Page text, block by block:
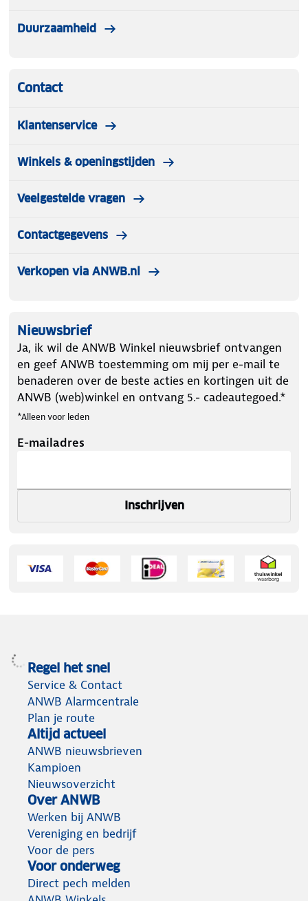
Duurzaamheid
Contact
Klantenservice
Winkels & openingstijden
Veelgestelde vragen
Contactgegevens
Verkopen via ANWB.nl
Nieuwsbrief
Ja, ik wil de ANWB Winkel nieuwsbrief ontvangen
en geef ANWB toestemming om mij per e-mail te
benaderen over de beste acties en kortingen uit de
ANWB (web)winkel en ontvang 5.- cadeautegoed.*
*Alleen voor leden
E-mailadres
Inschrijven
Regel het snel
Service & Contact
ANWB Alarmcentrale
Plan je route
Altijd actueel
ANWB nieuwsbrieven
Kampioen
Nieuwsoverzicht
Over ANWB
Werken bij ANWB
Vereniging en bedrijf
Voor de pers
Voor onderweg
Direct pech melden